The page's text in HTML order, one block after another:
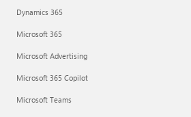
Dynamics 365
Microsoft 365
Microsoft Advertising
Microsoft 365 Copilot
Microsoft Teams